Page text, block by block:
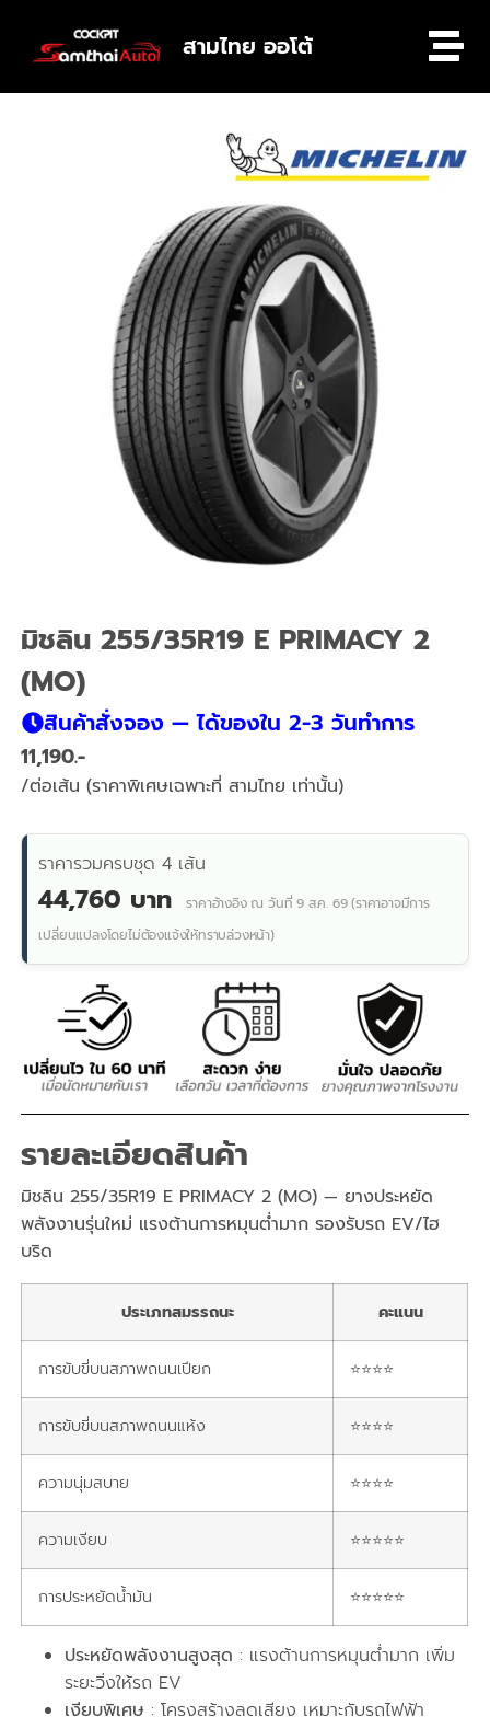
สามไทย ออโต้
มิชลิน 255/35R19 E PRIMACY 2
(MO)
สินค้าสั่งจอง — ได้ของใน 2-3 วันทำการ
11,190
/ต่อเส้น (ราคาพิเศษเฉพาะที่ สามไทย เท่านั้น)
ราคารวมครบชุด 4 เส้น
44,760 บาท
ราคาอ้างอิง ณ วันที่ 9 ส.ค. 69 (ราคาอาจมีการ
เปลี่ยนแปลงโดยไม่ต้องแจ้งให้ทราบล่วงหน้า)
รายละเอียดสินค้า
มิชลิน 255/35R19 E PRIMACY 2 (MO) — ยางประหยัด
พลังงานรุ่นใหม่ แรงต้านการหมุนต่ำมาก รองรับรถ EV/ไฮ
บริด
ประเภทสมรรถนะ คะแนน
การขับขี่บนสภาพถนนเปียก ⭐⭐⭐⭐
การขับขี่บนสภาพถนนแห้ง ⭐⭐⭐⭐
ความนุ่มสบาย ⭐⭐⭐⭐
ความเงียบ ⭐⭐⭐⭐⭐
การประหยัดน้ำมัน ⭐⭐⭐⭐⭐
ประหยัดพลังงานสูงสุด : แรงต้านการหมุนต่ำมาก เพิ่ม
ระยะวิ่งให้รถ EV
เงียบพิเศษ : โครงสร้างลดเสียง เหมาะกับรถไฟฟ้า